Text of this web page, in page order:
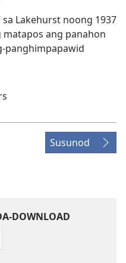
Lakehurst noong 1937
ang panahon
panghimpapawid
Susunod
DOWNLOAD